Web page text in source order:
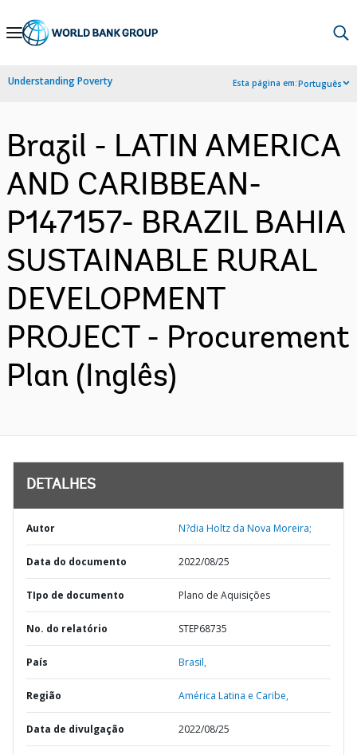
Skip
Navigation
Understanding Poverty Esta página em:Português
Brazil - LATIN AMERICA
AND CARIBBEAN-
P147157- BRAZIL BAHIA
SUSTAINABLE RURAL
DEVELOPMENT
PROJECT - Procurement
Plan (Inglês)
DETALHES
Autor N?dia Holtz da Nova Moreira;
Data do documento 2022/08/25
TIpo de documento Plano de Aquisições
No. do relatório STEP68735
País Brasil,
Região América Latina e Caribe,
Data de divulgação 2022/08/25